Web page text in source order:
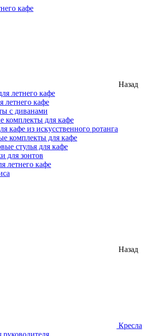
кафе
Назад
летнего кафе
летнего кафе
с диванами
комплекты для кафе
кафе из искусственного ротанга
комплекты для кафе
стулья для кафе
для зонтов
летнего кафе
Назад
Кресла
руководителя